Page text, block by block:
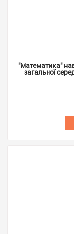
"Математика"
загальної